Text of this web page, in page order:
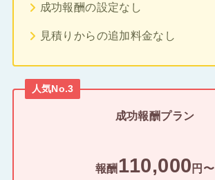
成功報酬の設定なし
見積りからの追加料金なし
人気No.3
成功報酬プラン
報酬 110,000 円〜